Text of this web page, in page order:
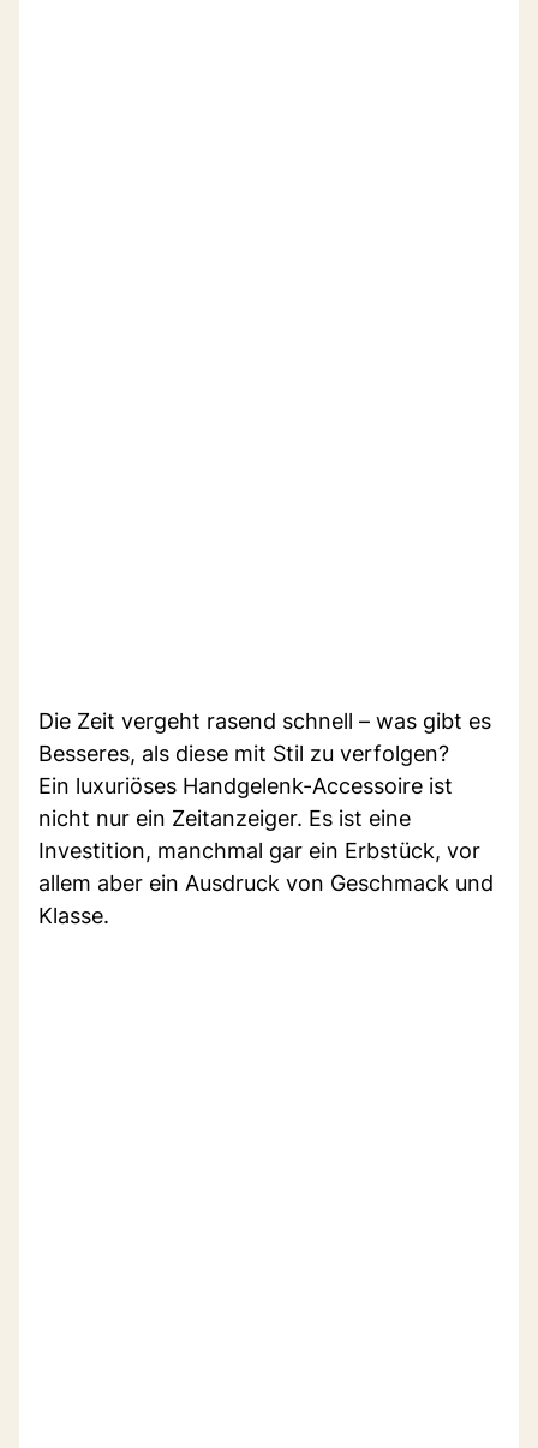
Die Zeit vergeht rasend schnell – was gibt es
Besseres, als diese mit Stil zu verfolgen?
Ein luxuriöses Handgelenk-Accessoire ist
nicht nur ein Zeitanzeiger. Es ist eine
Investition, manchmal gar ein Erbstück, vor
allem aber ein Ausdruck von Geschmack und
Klasse.